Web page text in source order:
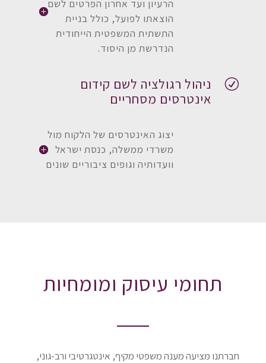
הרעיון ועד אחרון הפרטים לשם
הוצאתו לפועל, כולל בניית
התשתית המשפטית הייחודית
הנדרשת מן היסוד.
R
ניהול רגולציה לשם קידום
אינטרסים מסחריים
יצוג האינטרסים של הלקוח מול
משרדי ממשלה, כנסת ישראל
וועדותיה וגופים ציבוריים שונים
תחומי עיסוק ומומחיות
חברתנו מציעה מענה משפטי מקיף, אינטגרטיבי ורב-גוני,